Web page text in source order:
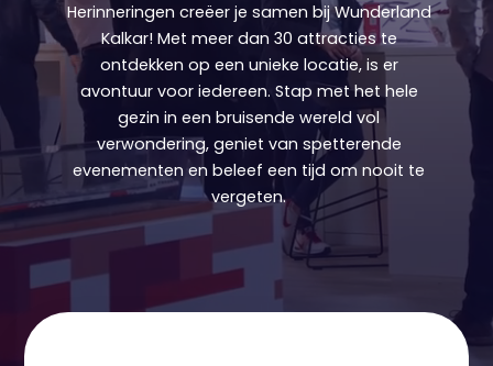
Herinneringen creëer je samen bij Wunderland
Kalkar! Met meer dan 30 attracties te
ontdekken op een unieke locatie, is er
avontuur voor iedereen. Stap met het hele
gezin in een bruisende wereld vol
verwondering, geniet van spetterende
evenementen en beleef een tijd om nooit te
vergeten.